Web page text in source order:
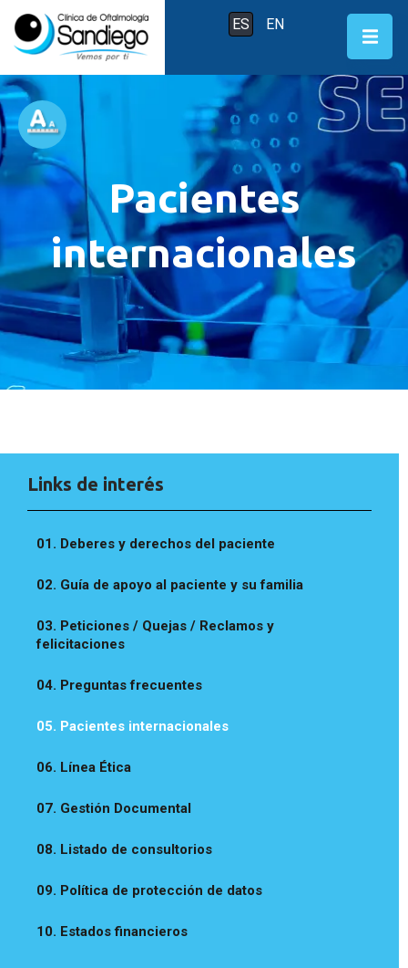
ES EN
Pacientes
internacionales
Links de interés
01. Deberes y derechos del paciente
02. Guía de apoyo al paciente y su familia
03. Peticiones / Quejas / Reclamos y
felicitaciones
04. Preguntas frecuentes
05. Pacientes internacionales
06. Línea Ética
07. Gestión Documental
08. Listado de consultorios
09. Política de protección de datos
10. Estados financieros